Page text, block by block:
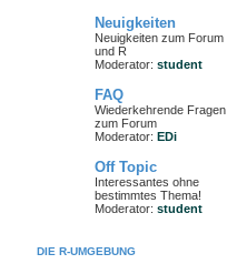
Neuigkeiten
Neuigkeiten zum Forum
und R
Moderator: student
FAQ
Wiederkehrende Fragen
zum Forum
Moderator: EDi
Off Topic
Interessantes ohne
bestimmtes Thema!
Moderator: student
DIE R-UMGEBUNG